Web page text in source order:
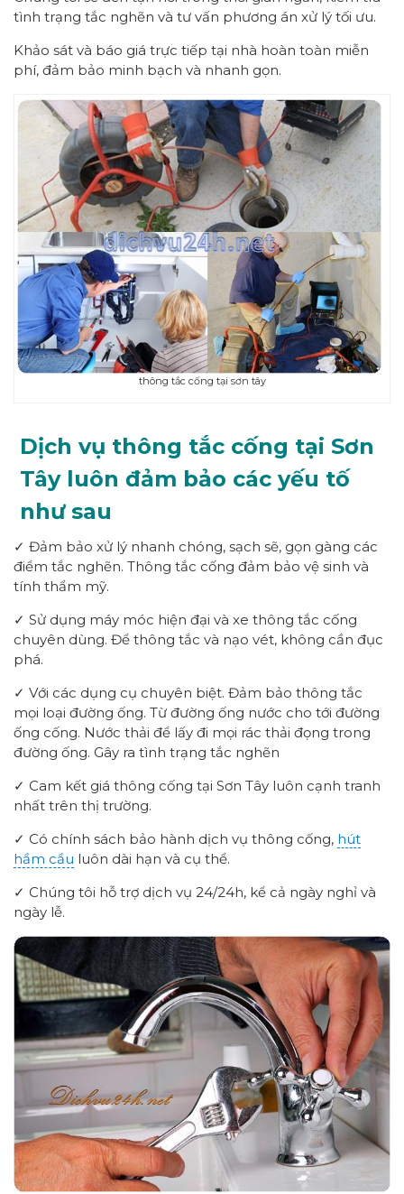
tình trạng tắc nghẽn và tư vấn phương án xử lý tối ưu.
Khảo sát và báo giá trực tiếp tại nhà hoàn toàn miễn
phí, đảm bảo minh bạch và nhanh gọn.
thông tắc cống tại sơn tây
Dịch vụ thông tắc cống tại Sơn
Tây luôn đảm bảo các yếu tố
như sau
✓ Đảm bảo xử lý nhanh chóng, sạch sẽ, gọn gàng các
điểm tắc nghẽn. Thông tắc cống đảm bảo vệ sinh và
tính thẩm mỹ.
✓ Sử dụng máy móc hiện đại và xe thông tắc cống
chuyên dùng. Để thông tắc và nạo vét, không cần đục
phá.
✓ Với các dụng cụ chuyên biệt. Đảm bảo thông tắc
mọi loại đường ống. Từ đường ống nước cho tới đường
ống cống. Nước thải để lấy đi mọi rác thải đọng trong
đường ống. Gây ra tình trạng tắc nghẽn
✓ Cam kết giá thông cống tại Sơn Tây luôn cạnh tranh
nhất trên thị trường.
✓ Có chính sách bảo hành dịch vụ thông cống, hút
hầm cầu luôn dài hạn và cụ thể.
✓ Chúng tôi hỗ trợ dịch vụ 24/24h, kể cả ngày nghỉ và
ngày lễ.